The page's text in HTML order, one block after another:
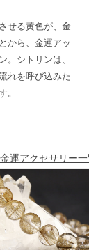
せる黄色が、金
から、金運アッ
。シトリンは、
れを呼び込みた
。
金運アクセサリー